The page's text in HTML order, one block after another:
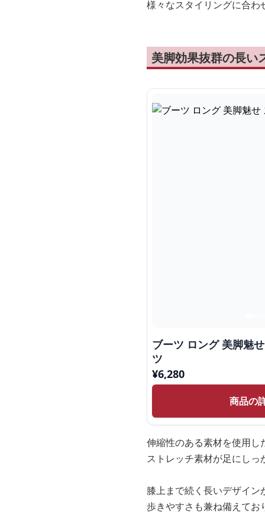
様々なスタイリングに合
美脚効果抜群の長い
ブーツ ロング 美脚魅
ツ
¥6,280
商品の
伸縮性のある素材を使用
ストレッチ素材が足にし
膝上まで続く長いデザイ
歩きやすさも兼ね備えて